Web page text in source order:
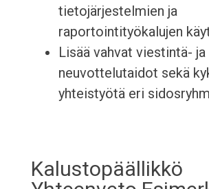
tietojärjestelmien ja
raportointityökalujen
Lisää vahvat viestintä- ja
neuvottelutaidot sekä
yhteistyötä eri
Kalustopäällikkö